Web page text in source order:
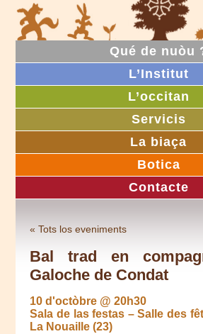
Qué de nuòu
L’Institut
L’occitan
Servicis
La biaça
Botica
Contacte
« Tots los eveniments
Bal trad en
Galoche de Condat
10 d'octòbre @ 20h30
Sala de las festas – Salle des
La Nouaille (23)